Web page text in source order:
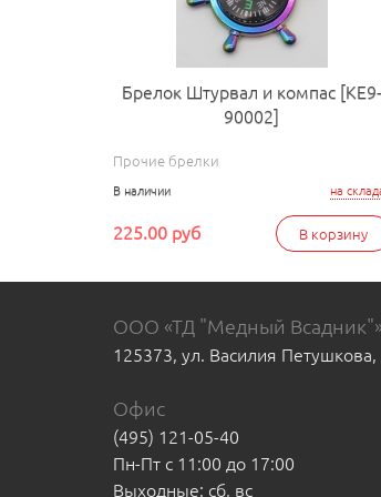
Брелок Штурвал и компас [КЕ9-
90002]
Прочие брелки
на
В наличии
В корзину
225.00 руб
ООО «ТД "Медный
125373, ул. Василия Петушкова,
Офис
(495) 121-05-40
Пн-Пт с 11:00 до 17:00
Выходные: сб, вс